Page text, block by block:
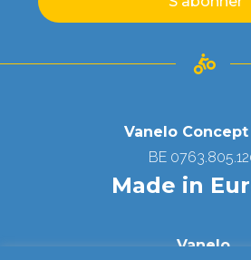
Vanelo Concept
BE
Made in
Vanelo